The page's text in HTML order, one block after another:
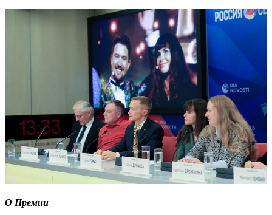
О Премии